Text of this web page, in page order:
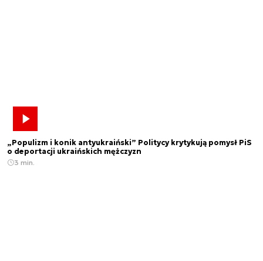
„Populizm i konik antyukraiński” Politycy krytykują pomysł PiS
o deportacji ukraińskich mężczyzn
3 min.